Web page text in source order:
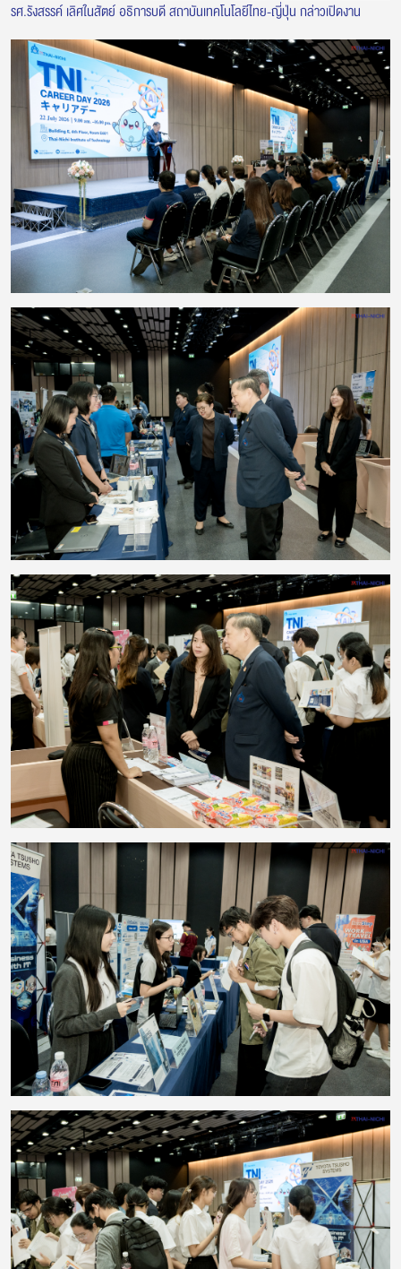
รศ.รังสรรค์ เลิศในสัตย์ อธิการบดี สถาบันเทคโนโลยีไทย-ญี่ปุ่น กล่าวเปิดงาน